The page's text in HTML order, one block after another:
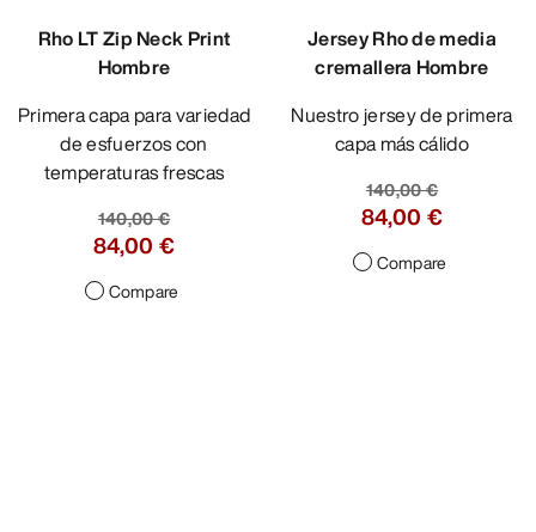
Rho LT Zip Neck Print
Hombre
Primera capa para variedad
de esfuerzos con
temperaturas frescas
140,00 €
84,00 €
Compare
Jersey Rho de media
cremallera Hombre
Nuestro jersey de primera
capa más cálido
140,00 €
84,00 €
Compare